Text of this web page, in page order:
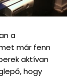
a
már fenn
aktívan
hogy